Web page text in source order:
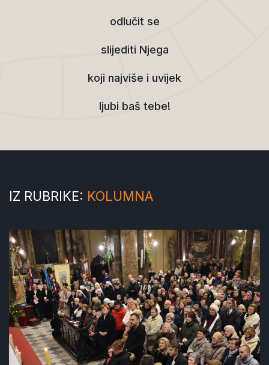
odlučit se
slijediti Njega
koji najviše i uvijek
ljubi baš tebe!
IZ RUBRIKE: KOLUMNA